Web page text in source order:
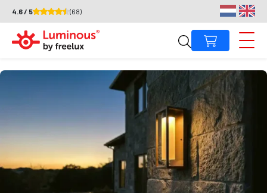
4.6 / 5 (68)
Kun je buiten licht dimmen?
Andries Pasma·20 mei 2026